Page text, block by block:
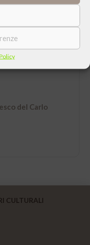
del Carlo
CULTURALI